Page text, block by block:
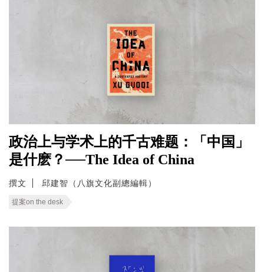
政治上与学术上的千古难题：「中国」
是什麽？──The Idea of China
撰文 邱建智（八旗文化副總編輯）
提案on the desk